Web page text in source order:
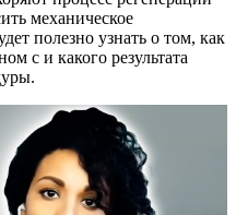
механическое
полезно узнать о том, как
с и какого результата